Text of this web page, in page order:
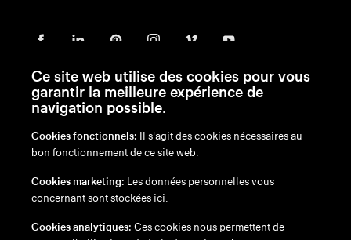
en/nl/fr/de
Exonération de responsabilité
Politique en matière de cookies
Ce site web utilise des cookies pour vous
garantir la meilleure expérience de
navigation possible.
Cookies fonctionnels: Il s'agit des cookies nécessaires au
bon fonctionnement de ce site web.
Cookies marketing: Les données personnelles vous
concernant sont stockées ici.
Cookies analytiques: Ces cookies nous permettent de